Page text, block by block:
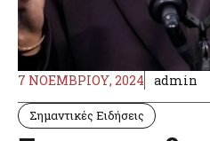
7 ΝΟΕΜΒΡΊΟΥ, 2024 admin
Σημαντικές Ειδήσεις